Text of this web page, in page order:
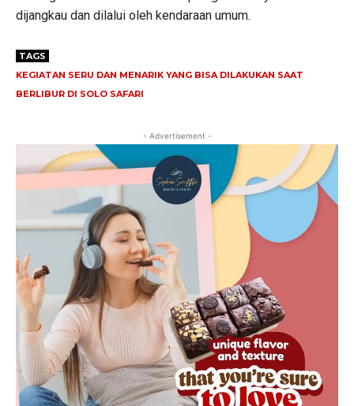
dijangkau dan dilalui oleh kendaraan umum.
TAGS
KEGIATAN SERU DAN MENARIK YANG BISA DILAKUKAN SAAT
BERLIBUR DI SOLO SAFARI
- Advertisement -